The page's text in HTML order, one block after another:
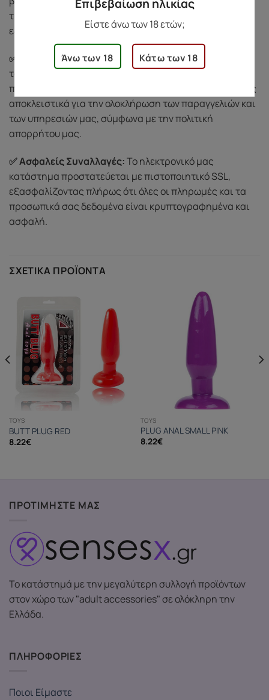
τηλεφωνικά στο
εξυπηρετήσουμε με διακριτικότητα και σεβασμό.
✅ Σεβασμός στην Ιδιωτικότητά σας:Προστατεύουμε
τα προσωπικά σας δεδομένα και δεν τα κοινοποιούμε
ποτέ σε τρίτους. Χρησιμοποιούμε τις πληροφορίες σας
αποκλειστικά για την ολοκλήρωση των παραγγελιών και
των υπηρεσιών μας, σύμφωνα με την πολιτική
απορρήτου μας.
✅ Ασφαλείς Συναλλαγές:Το ηλεκτρονικό μας
κατάστημα προστατεύεται με πιστοποιητικό SSL,
εξασφαλίζοντας πλήρως ότι όλες οι πληρωμές και τα
προσωπικά σας δεδομένα είναι κρυπτογραφημένα και
ασφαλή.
ΣΧΕΤΙΚΆ ΠΡΟΪΌΝΤΑ
TOYS
BUTT PLUG RED
8.22€
TOYS
PLUG ANAL SMALL PINK
8.22€
ΠΡΟΤΙΜΗΣΤΕ ΜΑΣ
Το κατάστημά με την μεγαλύτερη συλλογή προϊόντων
στον χώρο των "adult accessories" σε ολόκληρη την
Ελλάδα.
ΠΛΗΡΟΦΟΡΙΕΣ
Ποιοι Είμαστε
Επιβεβαίωση ηλικίας
Είστε άνω των 18 ετών;
Άνω των 18 Κάτω των 18